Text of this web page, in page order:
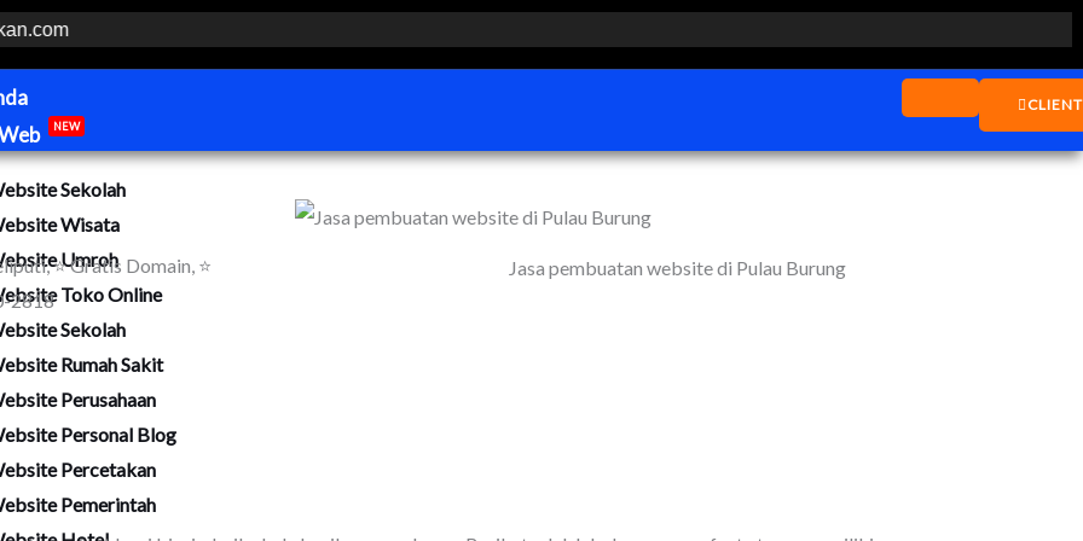
CLIENT
NEW
Sekolah
Wisata
Umroh
Toko Online
Sekolah
Rumah Sakit
Perusahaan
Personal Blog
Percetakan
Pemerintah
⭐ Gratis Domain, ⭐
2818
Jasa pembuatan website di Pulau Burung